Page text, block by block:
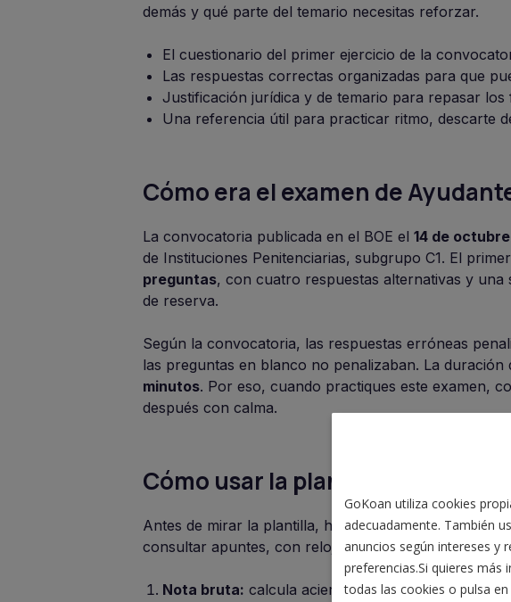
demás y qué parte del temario necesitas reforzar.
El cuestionario del primer ejercicio de la
Las respuestas correctas organizadas para que
Justificación jurídica y de temario para repasar
Una referencia útil para practicar ritmo, descarte
Cómo era el examen de
La convocatoria publicada en el BOE el 14 de
de Instituciones Penitenciarias, subgrupo C1. El
preguntas, con cuatro respuestas alternativas y
de reserva.
Según la convocatoria, las respuestas erróneas
las preguntas en blanco no penalizaban. La duración
minutos. Por eso, cuando practiques este examen,
después con calma.
Cómo usar la plantilla para
Antes de mirar la plantilla, haz el examen completo
consultar apuntes, con reloj y marcando las dudas.
Nota bruta: calcula aciertos, fallos y preguntas
GoKoan utiliza cookies
adecuadamente. También
anuncios según intereses y
preferencias.Si quieres más
todas las cookies o pulsa